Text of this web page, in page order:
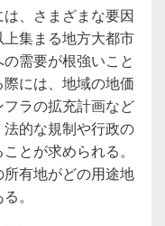
、さまざまな要因
集まる地方大都市
需要が根強いこと
には、地域の地価
ラの拡充計画など
的な規制や行政の
とが求められる。
有地がどの用途地
。